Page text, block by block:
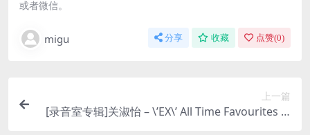
或者微信。
migu 分享 收藏 点赞(0)
上一篇
[录音室专辑]关淑怡 – \’EX\’ All Time Favourites (1